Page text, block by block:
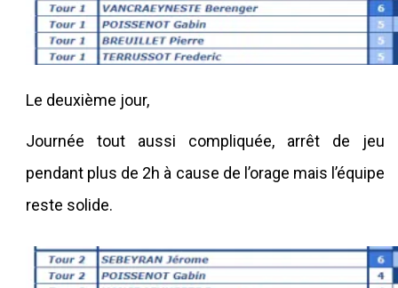
Le deuxième jour,
Journée tout aussi compliquée, arrêt de jeu
pendant plus de 2h à cause de l’orage mais l’équipe
reste solide.